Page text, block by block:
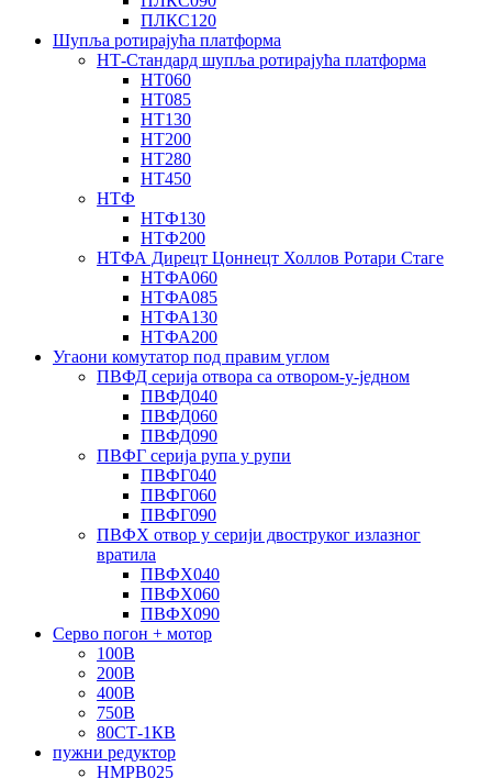
ПЛКС120
Шупља ротирајућа платформа
НТ-Стандард шупља ротирајућа платформа
НТ060
НТ085
НТ130
НТ200
НТ280
НТ450
НТФ
НТФ130
НТФ200
НТФА Дирецт Цоннецт Холлов Ротари Стаге
НТФА060
НТФА085
НТФА130
НТФА200
Угаони комутатор под правим углом
ПВФД серија отвора са отвором-у-једном
ПВФД040
ПВФД060
ПВФД090
ПВФГ серија рупа у рупи
ПВФГ040
ПВФГ060
ПВФГ090
ПВФХ отвор у серији двоструког излазног
вратила
ПВФХ040
ПВФХ060
ПВФХ090
Серво погон + мотор
100В
200В
400В
750В
80СТ-1КВ
пужни редуктор
НМРВ025